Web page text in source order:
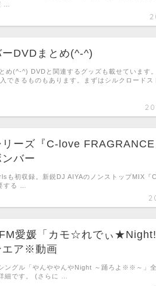
…
DVDまとめ(^-^)
め(^-^) DVDと関連するグッズも載せています
きるものもあります。まずはシルクロードス
ーズ『C-love
バー
も初収録。新鋭DJ AIYAのノンストップMIX『
する …
FM愛媛「カモ☆れでぃ
エア※動画
ングル「やんややんやNight ～踊ろよ※※～」
細です。 (さらに …